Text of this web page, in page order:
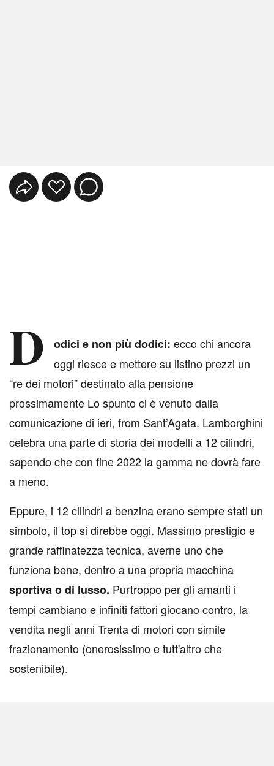
D odici e non più dodici: ecco chi ancora
oggi riesce e mettere su listino prezzi un
“re dei motori” destinato alla pensione
prossimamente Lo spunto ci è venuto dalla
comunicazione di ieri, from Sant’Agata. Lamborghini
celebra una parte di storia dei modelli a 12 cilindri,
sapendo che con fine 2022 la gamma ne dovrà fare
a meno.
Eppure, i 12 cilindri a benzina erano sempre stati un
simbolo, il top si direbbe oggi. Massimo prestigio e
grande raffinatezza tecnica, averne uno che
funziona bene, dentro a una propria macchina
sportiva o di lusso. Purtroppo per gli amanti i
tempi cambiano e infiniti fattori giocano contro, la
vendita negli anni Trenta di motori con simile
frazionamento (onerosissimo e tutt'altro che
sostenibile).